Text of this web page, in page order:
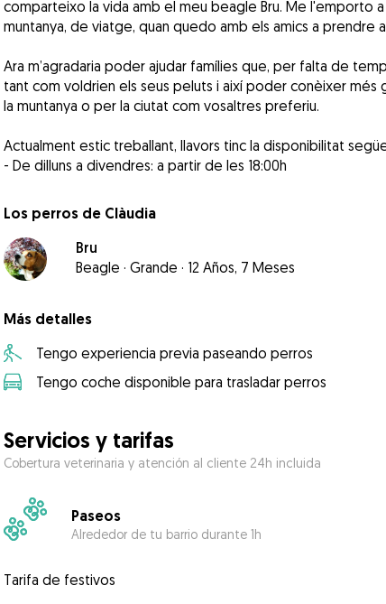
comparteixo la vida amb el meu beagle Bru. Me l'emporto
muntanya, de viatge, quan quedo amb els amics a prendre
Ara m’agradaria poder ajudar famílies que, per falta de
tant com voldrien els seus peluts i així poder conèixer més
la muntanya o per la ciutat com vosaltres preferiu.
Actualment estic treballant, llavors tinc la disponibilitat
- De dilluns a divendres: a partir de les 18:00h
Los perros de Clàudia
Bru
Beagle · Grande · 12 Años, 7 Meses
Más detalles
Tengo experiencia previa paseando perros
Tengo coche disponible para trasladar perros
Servicios y tarifas
Cobertura veterinaria y atención al cliente 24h incluida
Paseos
Alrededor de tu barrio durante 1h
Tarifa de festivos